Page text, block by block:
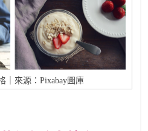
｜來源：Pixabay圖庫